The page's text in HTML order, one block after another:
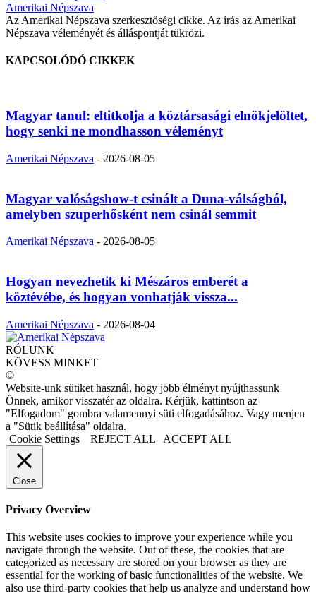
Amerikai Népszava
Az Amerikai Népszava szerkesztőségi cikke. Az írás az Amerikai
Népszava véleményét és álláspontját tükrözi.
KAPCSOLÓDÓ CIKKEK
Magyar tanul: eltitkolja a köztársasági elnökjelöltet,
hogy senki ne mondhasson véleményt
Amerikai Népszava - 2026-08-05
Magyar valóságshow-t csinált a Duna-válságból,
amelyben szuperhősként nem csinál semmit
Amerikai Népszava - 2026-08-05
Hogyan nevezhetik ki Mészáros emberét a
köztévébe, és hogyan vonhatják vissza...
Amerikai Népszava - 2026-08-04
RÓLUNK
KÖVESS MINKET
©
Website-unk sütiket használ, hogy jobb élményt nyújthassunk
Önnek, amikor visszatér az oldalra. Kérjük, kattintson az
"Elfogadom" gombra valamennyi süti elfogadásához. Vagy menjen
a "Sütik beállítása" oldalra.
Cookie Settings
REJECT ALL ACCEPT ALL
Close
Privacy Overview
This website uses cookies to improve your experience while you
navigate through the website. Out of these, the cookies that are
categorized as necessary are stored on your browser as they are
essential for the working of basic functionalities of the website. We
also use third-party cookies that help us analyze and understand how